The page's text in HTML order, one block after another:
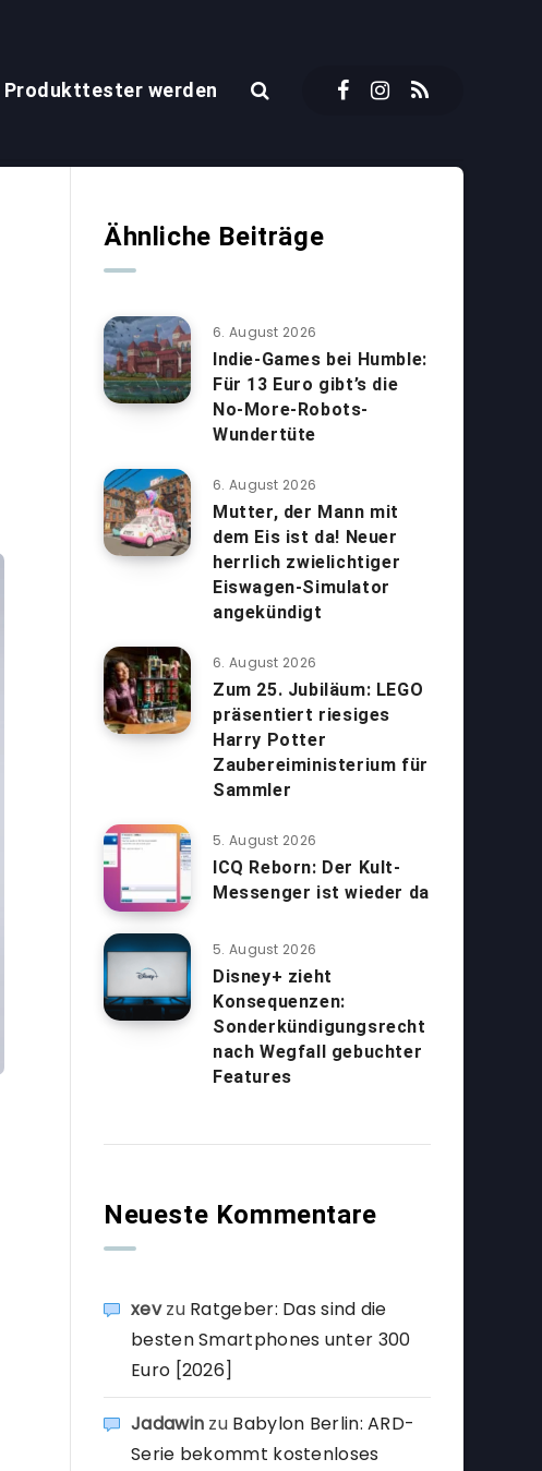
Produkttester werden
Ähnliche Beiträge
6. August 2026
Indie-Games bei Humble:
Für 13 Euro gibt’s die
No-More-Robots-
Wundertüte
6. August 2026
Mutter, der Mann mit
dem Eis ist da! Neuer
herrlich zwielichtiger
Eiswagen-Simulator
angekündigt
6. August 2026
Zum 25. Jubiläum: LEGO
präsentiert riesiges
Harry Potter
Zaubereiministerium für
Sammler
5. August 2026
ICQ Reborn: Der Kult-
Messenger ist wieder da
5. August 2026
Disney+ zieht
Konsequenzen:
Sonderkündigungsrecht
nach Wegfall gebuchter
Features
Neueste Kommentare
xevzu Ratgeber: Das sind die
besten Smartphones unter 300
Euro [2026]
Jadawin zu Babylon Berlin: ARD-
Serie bekommt kostenloses